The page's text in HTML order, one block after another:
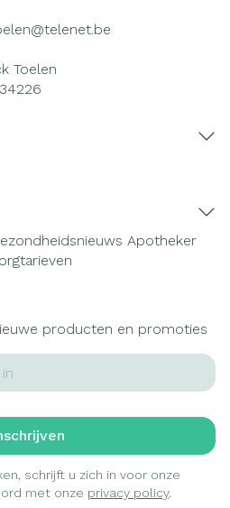
telenet.be
Toelen
Apotheker
producten en promoties
schrijft u zich in voor onze
met onze privacy policy.